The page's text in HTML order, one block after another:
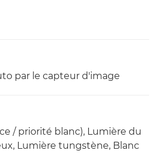
par le capteur d'image
/ priorité blanc), Lumière du
Lumière tungstène, Blanc